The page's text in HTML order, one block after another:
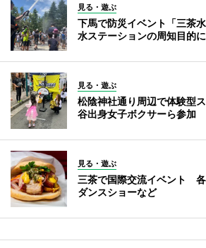
見る・遊ぶ
下馬で防災イベント「三茶
水ステーションの周知目的に
見る・遊ぶ
松陰神社通り周辺で体験型
谷出身女子ボクサーら参加
見る・遊ぶ
三茶で国際交流イベント
ダンスショーなど